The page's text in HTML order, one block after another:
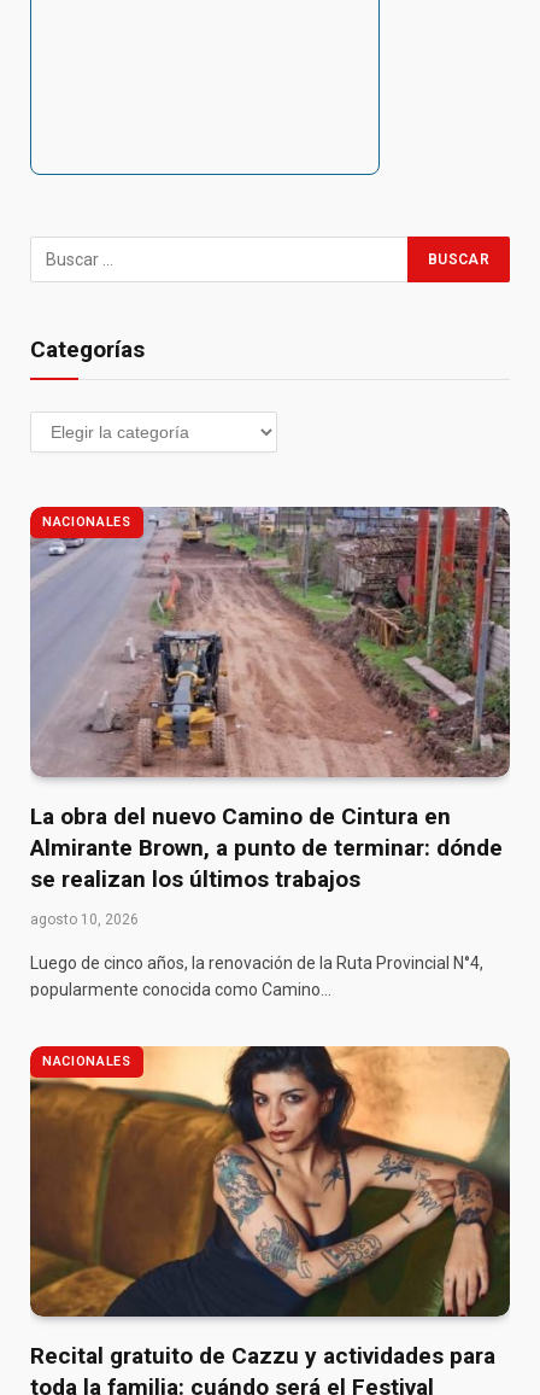
Categorías
NACIONALES
La obra del nuevo Camino de Cintura en
Almirante Brown, a punto de terminar: dónde
se realizan los últimos trabajos
agosto 10, 2026
Luego de cinco años, la renovación de la Ruta Provincial N°4,
popularmente conocida como Camino…
NACIONALES
Recital gratuito de Cazzu y actividades para
toda la familia: cuándo será el Festival